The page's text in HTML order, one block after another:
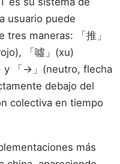
usuario puede
maneras: 「推」
「噓」(xu)
y 「→」(neutro, flecha
debajo del
colectiva en tiempo
más